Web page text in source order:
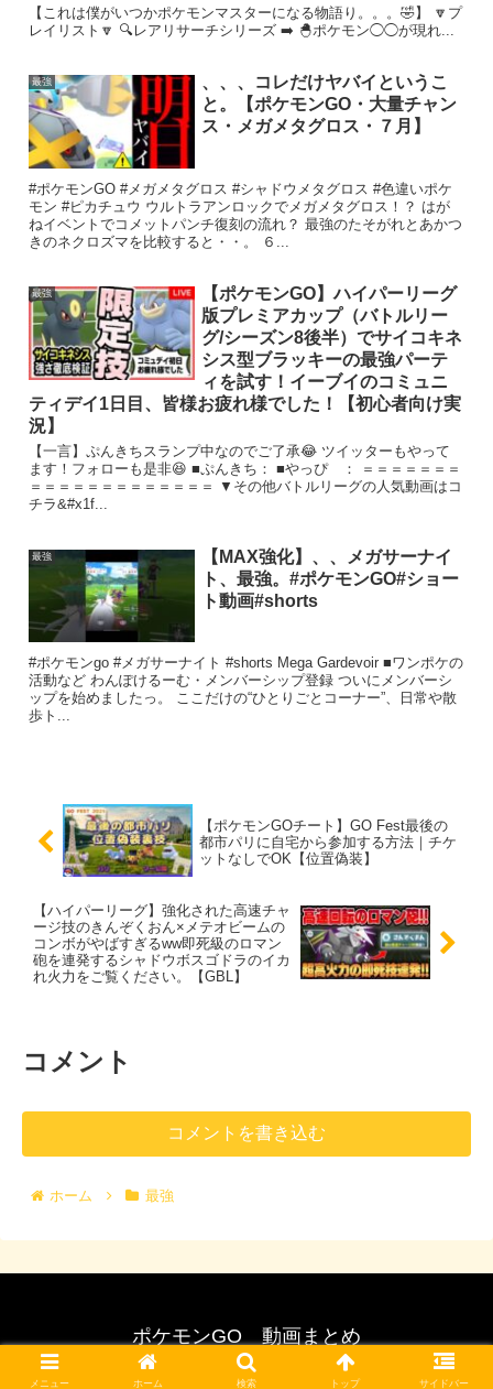
【これは僕がいつかポケモンマスターになる物語り。。。🤣】 🔽プ
レイリスト🔽 🔍レアリサーチシリーズ ➡️ 🐣ポケモン◯◯が現れ...
最強
、、、コレだけヤバイというこ
と。【ポケモンGO・大量チャン
ス・メガメタグロス・７月】
#ポケモンGO #メガメタグロス #シャドウメタグロス #色違いポケ
モン #ピカチュウ ウルトラアンロックでメガメタグロス！？ はが
ねイベントでコメットパンチ復刻の流れ？ 最強のたそがれとあかつ
きのネクロズマを比較すると・・。 ６...
最強
【ポケモンGO】ハイパーリーグ
版プレミアカップ（バトルリー
グ/シーズン8後半）でサイコキネ
シス型ブラッキーの最強パーテ
ィを試す！イーブイのコミュニ
ティデイ1日目、皆様お疲れ様でした！【初心者向け実
況】
【一言】ぷんきちスランプ中なのでご了承😂 ツイッターもやって
ます！フォローも是非😆 ■ぷんきち： ■やっぴ ： ＝＝＝＝＝＝＝
＝＝＝＝＝＝＝＝＝＝＝＝＝ ▼その他バトルリーグの人気動画はコ
チラ&#x1f...
最強
【MAX強化】、、メガサーナイ
ト、最強。#ポケモンGO#ショー
ト動画#shorts
#ポケモンgo #メガサーナイト #shorts Mega Gardevoir ■ワンポケの
活動など わんぽけるーむ・メンバーシップ登録 ついにメンバーシ
ップを始めましたっ。 ここだけの“ひとりごとコーナー”、日常や散
歩ト...
【ポケモンGOチート】GO Fest最後の
都市パリに自宅から参加する方法｜チケ
ットなしでOK【位置偽装】
【ハイパーリーグ】強化された高速チャ
ージ技のきんぞくおん×メテオビームの
コンボがやばすぎるww即死級のロマン
砲を連発するシャドウボスゴドラのイカ
れ火力をご覧ください。【GBL】
コメント
コメントを書き込む
ホーム 最強
ポケモンGO 動画まとめ
© 2017 ポケモンGO 動画まとめ.
メニュー ホーム 検索 トップ サイドバー